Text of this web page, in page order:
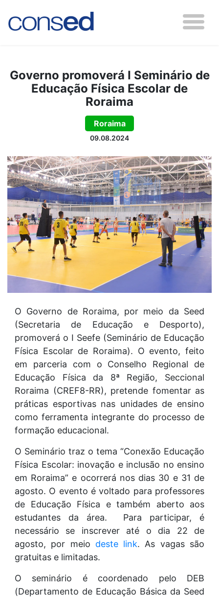
Governo promoverá I Seminário de
Educação Física Escolar de
Roraima
Roraima
09.08.2024
O Governo de Roraima, por meio da Seed
(Secretaria de Educação e Desporto),
promoverá o I Seefe (Seminário de Educação
Física Escolar de Roraima). O evento, feito
em parceria com o Conselho Regional de
Educação Física da 8ª Região, Seccional
Roraima (CREF8-RR), pretende fomentar as
práticas esportivas nas unidades de ensino
como ferramenta integrante do processo de
formação educacional.
O Seminário traz o tema “Conexão Educação
Física Escolar: inovação e inclusão no ensino
em Roraima” e ocorrerá nos dias 30 e 31 de
agosto. O evento é voltado para professores
de Educação Física e também aberto aos
estudantes da área. Para participar, é
necessário se inscrever até o dia 22 de
agosto, por meio deste link. As vagas são
gratuitas e limitadas.
O seminário é coordenado pelo DEB
(Departamento de Educação Básica da Seed